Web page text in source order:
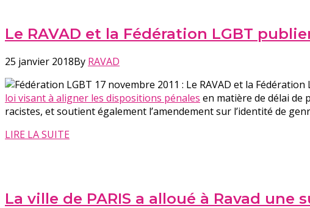
Le RAVAD et la Fédération LGBT
25 janvier 2018By RAVAD
17 novembre 2011 : Le RAVAD et la
loi visant à aligner les dispositions pénales en matière de délai
racistes, et soutient également l’amendement sur l’identité de
LIRE LA SUITE
La ville de PARIS a alloué à Ravad